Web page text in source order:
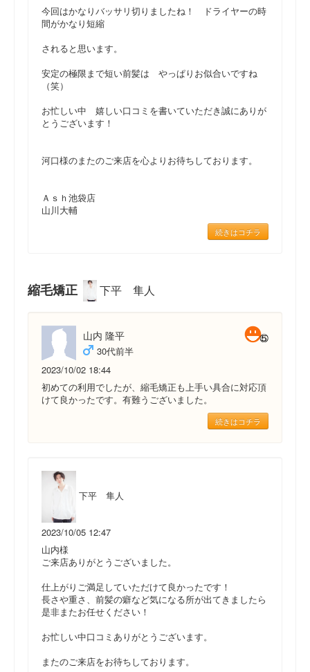
今回はかなりバッサリ切りましたね！ ドライヤーの時
間がかなり短縮
されると思います。
安定の極限まで短い前髪は やっぱりお似合いですね
（笑）
お忙しい中 嬉しい口コミを書いていただき誠にありが
とうございます！
河口様のまたのご来店を心よりお待ちしております。
Ａｓｈ池袋店
山川大輔
続きはコチラ
縮毛矯正 下平 隼人
山内 隆平
30代前半
2023/10/02 18:44
初めての利用でしたが、縮毛矯正も上手い具合に対応頂
けて良かったです。有難うございました。
続きはコチラ
下平 隼人
2023/10/05 12:47
山内様
ご来店ありがとうございました。
仕上がりご満足していただけて良かったです！
長さや重さ、前髪の癖など気になる所が出てきましたら
是非またお任せください！
お忙しい中口コミありがとうございます。
またのご来店をお待ちしております。